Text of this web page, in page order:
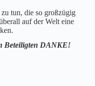
tun, die so großzügig
auf der Welt eine
Beteiligten DANKE!